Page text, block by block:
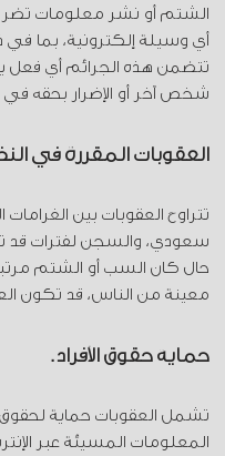
الشتم أو نشر معلومات تضر
أي وسيلة إلكترونية، بما
تتضمن هذه الجرائم أي
شخص آخر أو الإضرار بحقه
العقوبات المقررة في
سعودي، والسجن لفترات
حال كان السب أو الشتم
معينة من الناس، قد تكون
حماية حقوق الأفراد.
تشمل العقوبات حماية لحقوق
المعلومات المسيئة عبر